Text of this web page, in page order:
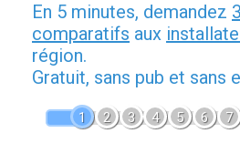
En 5 minutes, demandez
comparatifs aux
région.
Gratuit, sans pub et sans
1 2 3 4 5 6 7